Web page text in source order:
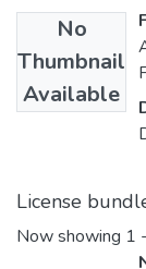
No
Thumbnail
Available
License
Now showing 1